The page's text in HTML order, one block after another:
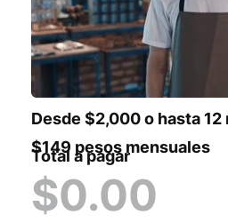
Desde $2,000 o hasta
$149 pesos mensuales
Total a pagar
$0.00